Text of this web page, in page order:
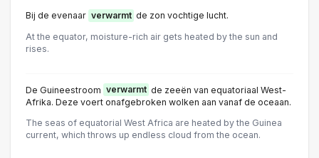
Bij de evenaar verwarmt de zon vochtige lucht.
At the equator, moisture-rich air gets heated by the sun and
rises.
De Guineestroom verwarmt de zeeën van equatoriaal West-
Afrika. Deze voert onafgebroken wolken aan vanaf de oceaan.
The seas of equatorial West Africa are heated by the Guinea
current, which throws up endless cloud from the ocean.